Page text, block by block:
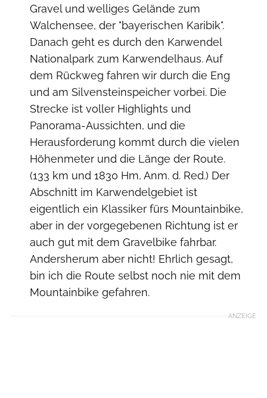
Gravel und welliges Gelände zum
Walchensee, der "bayerischen Karibik".
Danach geht es durch den Karwendel
Nationalpark zum Karwendelhaus. Auf
dem Rückweg fahren wir durch die Eng
und am Silvensteinspeicher vorbei. Die
Strecke ist voller Highlights und
Panorama-Aussichten, und die
Herausforderung kommt durch die vielen
Höhenmeter und die Länge der Route.
(133 km und 1830 Hm, Anm. d. Red.) Der
Abschnitt im Karwendelgebiet ist
eigentlich ein Klassiker fürs Mountainbike,
aber in der vorgegebenen Richtung ist er
auch gut mit dem Gravelbike fahrbar.
Andersherum aber nicht! Ehrlich gesagt,
bin ich die Route selbst noch nie mit dem
Mountainbike gefahren.
ANZEIGE